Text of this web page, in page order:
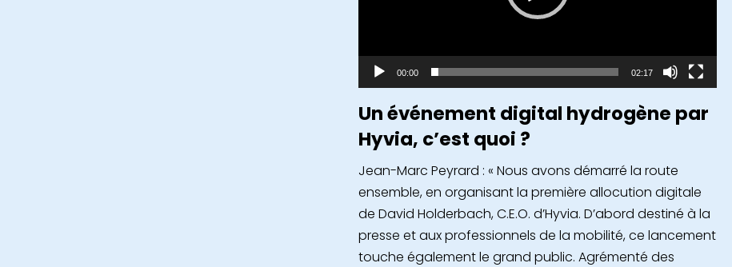
00:00 02:17
Un événement digital hydrogène par
Hyvia, c’est quoi ?
Jean-Marc Peyrard : « Nous avons démarré la route
ensemble, en organisant la première allocution digitale
de David Holderbach, C.E.O. d’Hyvia. D’abord destiné à la
presse et aux professionnels de la mobilité, ce lancement
touche également le grand public. Agrémenté des